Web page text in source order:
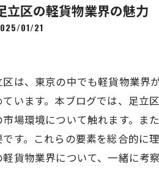
立区の軽貨物業界の魅力
01/21
区は、東京の中でも軽貨物業界
ています。本ブログでは、足立
市場環境について触れます。ま
です。これらの要素を総合的に
軽貨物業界について、一緒に考